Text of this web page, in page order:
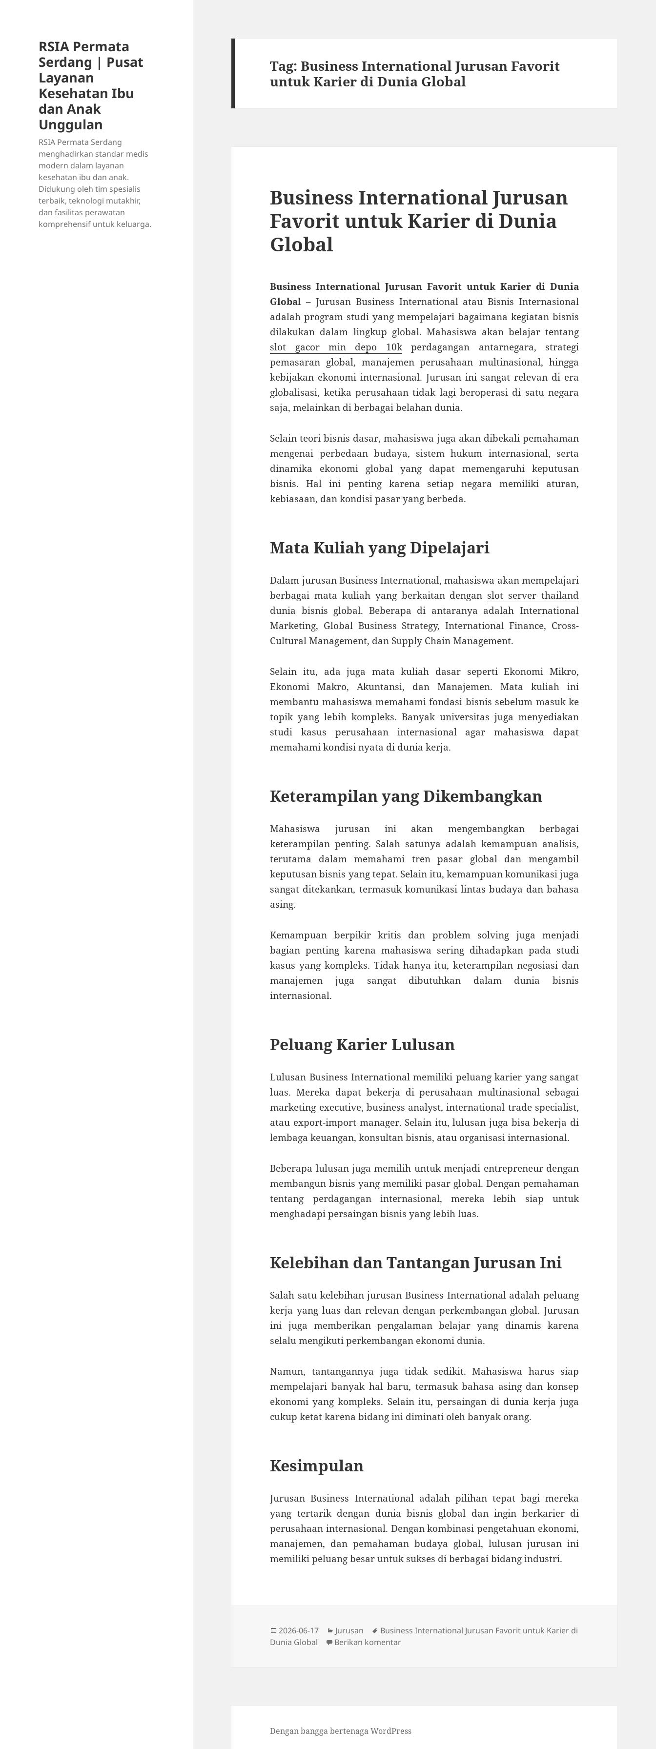
RSIA Permata
Serdang | Pusat
Layanan
Kesehatan Ibu
dan Anak
Unggulan
RSIA Permata Serdang
menghadirkan standar medis
modern dalam layanan
kesehatan ibu dan anak.
Didukung oleh tim spesialis
terbaik, teknologi mutakhir,
dan fasilitas perawatan
komprehensif untuk keluarga.
Tag:Business International Jurusan Favorit
untuk Karier di Dunia Global
Business International Jurusan
Favorit untuk Karier di Dunia
Global
Business International Jurusan Favorit untuk Karier di Dunia
Global – Jurusan Business International atau Bisnis Internasional
adalah program studi yang mempelajari bagaimana kegiatan bisnis
dilakukan dalam lingkup global. Mahasiswa akan belajar tentang
slot gacor min depo 10kperdagangan antarnegara, strategi
pemasaran global, manajemen perusahaan multinasional, hingga
kebijakan ekonomi internasional. Jurusan ini sangat relevan di era
globalisasi, ketika perusahaan tidak lagi beroperasi di satu negara
saja, melainkan di berbagai belahan dunia.
Selain teori bisnis dasar, mahasiswa juga akan dibekali pemahaman
mengenai perbedaan budaya, sistem hukum internasional, serta
dinamika ekonomi global yang dapat memengaruhi keputusan
bisnis. Hal ini penting karena setiap negara memiliki aturan,
kebiasaan, dan kondisi pasar yang berbeda.
Mata Kuliah yang Dipelajari
Dalam jurusan Business International, mahasiswa akan mempelajari
berbagai mata kuliah yang berkaitan dengan slot server thailand
dunia bisnis global. Beberapa di antaranya adalah International
Marketing, Global Business Strategy, International Finance, Cross-
Cultural Management, dan Supply Chain Management.
Selain itu, ada juga mata kuliah dasar seperti Ekonomi Mikro,
Ekonomi Makro, Akuntansi, dan Manajemen. Mata kuliah ini
membantu mahasiswa memahami fondasi bisnis sebelum masuk ke
topik yang lebih kompleks. Banyak universitas juga menyediakan
studi kasus perusahaan internasional agar mahasiswa dapat
memahami kondisi nyata di dunia kerja.
Keterampilan yang Dikembangkan
Mahasiswa jurusan ini akan mengembangkan berbagai
keterampilan penting. Salah satunya adalah kemampuan analisis,
terutama dalam memahami tren pasar global dan mengambil
keputusan bisnis yang tepat. Selain itu, kemampuan komunikasi juga
sangat ditekankan, termasuk komunikasi lintas budaya dan bahasa
asing.
Kemampuan berpikir kritis dan problem solving juga menjadi
bagian penting karena mahasiswa sering dihadapkan pada studi
kasus yang kompleks. Tidak hanya itu, keterampilan negosiasi dan
manajemen juga sangat dibutuhkan dalam dunia bisnis
internasional.
Peluang Karier Lulusan
Lulusan Business International memiliki peluang karier yang sangat
luas. Mereka dapat bekerja di perusahaan multinasional sebagai
marketing executive, business analyst, international trade specialist,
atau export-import manager. Selain itu, lulusan juga bisa bekerja di
lembaga keuangan, konsultan bisnis, atau organisasi internasional.
Beberapa lulusan juga memilih untuk menjadi entrepreneur dengan
membangun bisnis yang memiliki pasar global. Dengan pemahaman
tentang perdagangan internasional, mereka lebih siap untuk
menghadapi persaingan bisnis yang lebih luas.
Kelebihan dan Tantangan Jurusan Ini
Salah satu kelebihan jurusan Business International adalah peluang
kerja yang luas dan relevan dengan perkembangan global. Jurusan
ini juga memberikan pengalaman belajar yang dinamis karena
selalu mengikuti perkembangan ekonomi dunia.
Namun, tantangannya juga tidak sedikit. Mahasiswa harus siap
mempelajari banyak hal baru, termasuk bahasa asing dan konsep
ekonomi yang kompleks. Selain itu, persaingan di dunia kerja juga
cukup ketat karena bidang ini diminati oleh banyak orang.
Kesimpulan
Jurusan Business International adalah pilihan tepat bagi mereka
yang tertarik dengan dunia bisnis global dan ingin berkarier di
perusahaan internasional. Dengan kombinasi pengetahuan ekonomi,
manajemen, dan pemahaman budaya global, lulusan jurusan ini
memiliki peluang besar untuk sukses di berbagai bidang industri.
Diposkan
pada
2026-06-17 Kategori
Jurusan Tag
Business International Jurusan Favorit untuk Karier di
Dunia Global
Berikan komentaruntuk Business International Jurusan Favorit untuk Karier di Dunia
Dengan bangga bertenaga WordPress